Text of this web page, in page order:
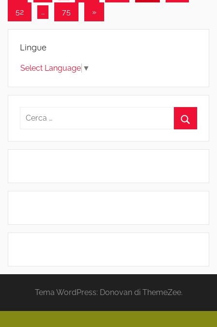
degli
articoli
precedente
52 … 75
Articolo
»
Lingue
Select Language ▼
Ricerca
Tema WordPress: Donovan di ThemeZee.